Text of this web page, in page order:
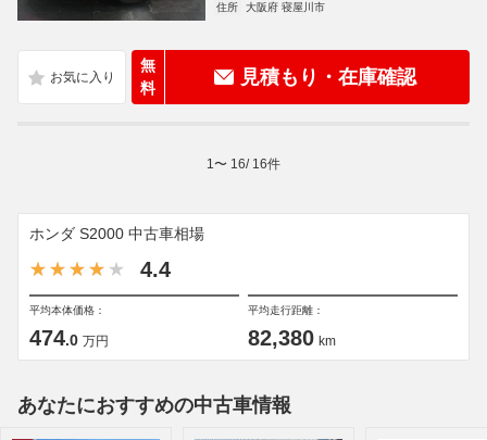
住所
大阪府 寝屋川市
無
料
見積もり・在庫確認
1 〜 16/ 16件
ホンダ S2000 中古車相場
4.4
平均本体価格：
474.0 万円
平均走行距離：
82,380 km
あなたにおすすめの中古車情報